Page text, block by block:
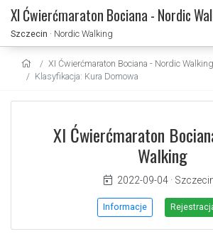
XI Ćwierćmaraton Bociana - Nordic
Szczecin · Nordic Walking
XI Ćwierćmaraton Bociana - Nordic Walking
Klasyfikacja: Kura Domowa
XI Ćwierćmaraton
Walking
2022-09-04·
Informacje